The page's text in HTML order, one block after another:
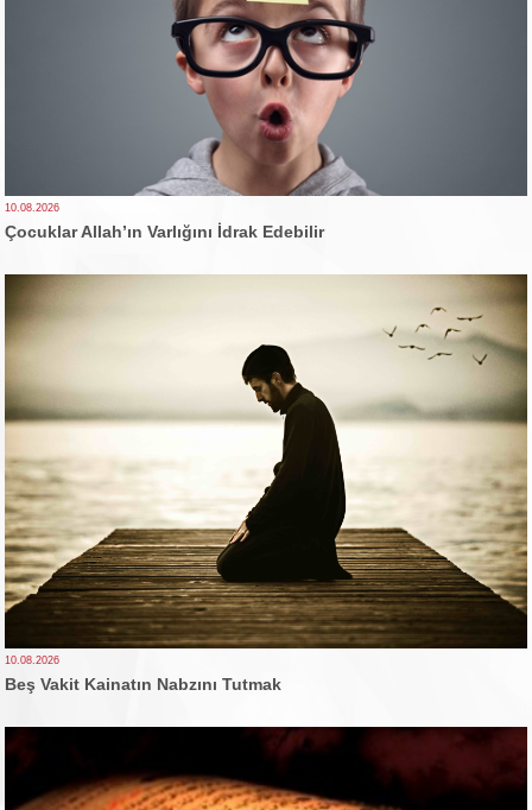
10.08.2026
Çocuklar Allah’ın Varlığını İdrak Edebilir
10.08.2026
Beş Vakit Kainatın Nabzını Tutmak